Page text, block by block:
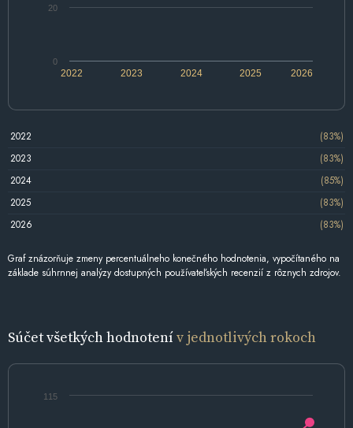
2022 2024 2026
2023 2025
0
20
2022
(83%)
2023
(83%)
2024
(85%)
2025
(83%)
2026
(83%)
Graf znázorňuje zmeny percentuálneho konečného hodnotenia, vypočítaného na
základe súhrnnej analýzy dostupných používateľských recenzií z rôznych zdrojov.
Súčet všetkých hodnotenív jednotlivých rokoch
115